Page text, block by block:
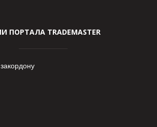
ПОРТАЛА TRADEMASTER